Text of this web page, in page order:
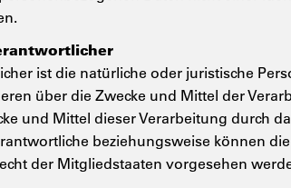
ist die natürliche oder juristische
über die Zwecke und Mittel der
und Mittel dieser Verarbeitung durch
beziehungsweise können
der Mitgliedstaaten vorgesehen